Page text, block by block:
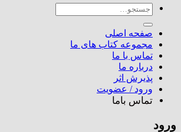
جستجو
برای:
صفحه اصلی
مجموعه کتاب های ما
تماس با ما
درباره ما
پذیرش اثر
ورود / عضویت
تماس باما
ورود